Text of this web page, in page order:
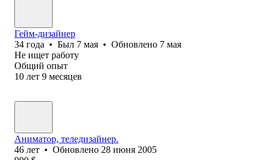
Гейм-дизайнер
34 года • Был 7 мая • Обновлено 7 мая
Не ищет работу
Общий опыт
10 лет 9 месяцев
Аниматор, теледизайнер.
46 лет • Обновлено 28 июня 2005